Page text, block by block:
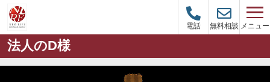
電話 無料相談 メニュー
法人のD様